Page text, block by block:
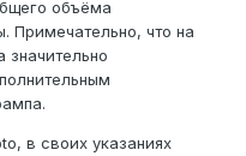
объёма
Примечательно, что на
значительно
в своих указаниях